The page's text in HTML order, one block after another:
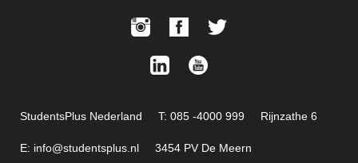
StudentsPlus Nederland T: 085 -4000 999 Rijnzathe 6
E: info@studentsplus.nl 3454 PV De Meern